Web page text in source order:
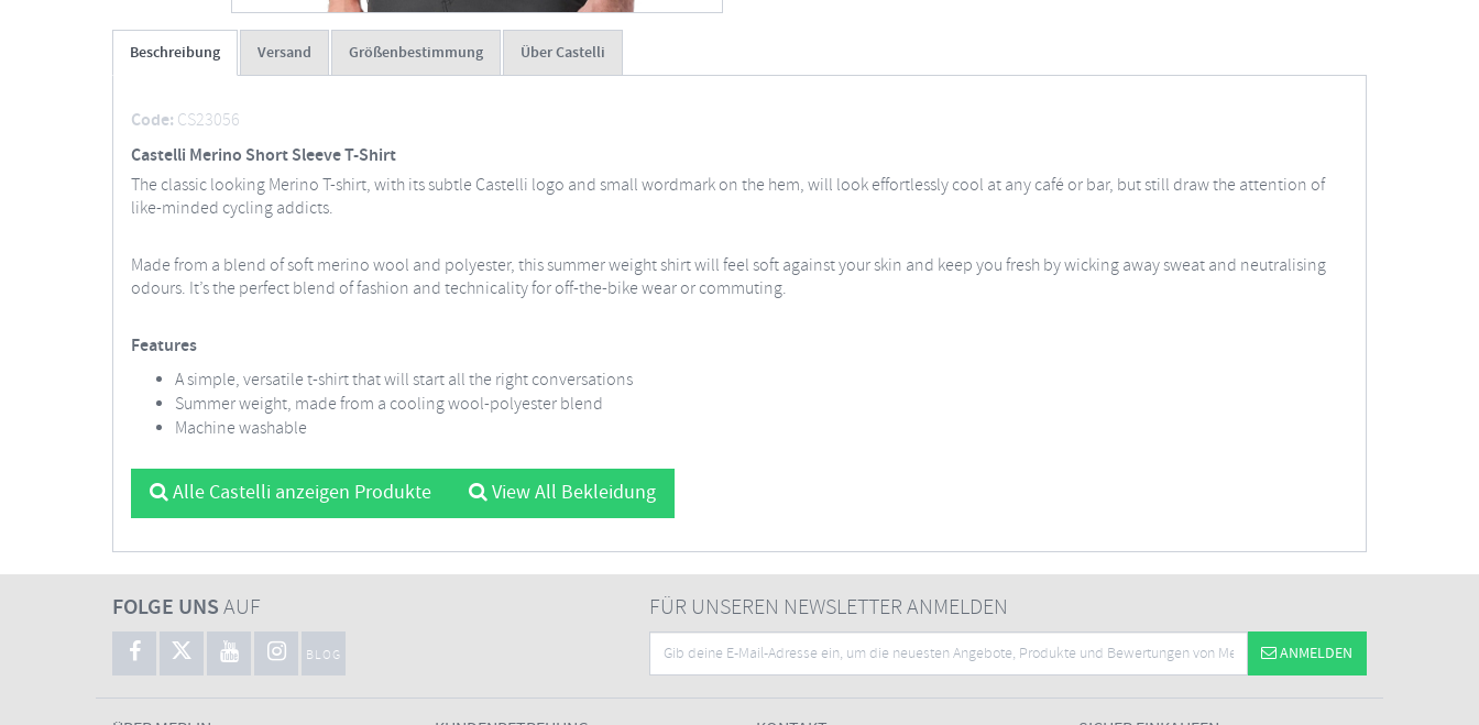
Beschreibung Versand Größenbestimmung Über Castelli
Code: CS23056
Castelli Merino Short Sleeve T-Shirt
The classic looking Merino T-shirt, with its subtle Castelli logo and small wordmark on the hem, will look effortlessly cool at any café or bar, but still draw the attention of
like-minded cycling addicts.
Made from a blend of soft merino wool and polyester, this summer weight shirt will feel soft against your skin and keep you fresh by wicking away sweat and neutralising
odours. It’s the perfect blend of fashion and technicality for off-the-bike wear or commuting.
Features
A simple, versatile t-shirt that will start all the right conversations
Summer weight, made from a cooling wool-polyester blend
Machine washable
Alle Castelli anzeigen Produkte View All Bekleidung
FOLGE UNSAUF
BLOG
FÜR UNSEREN NEWSLETTER ANMELDEN
ANMELDEN